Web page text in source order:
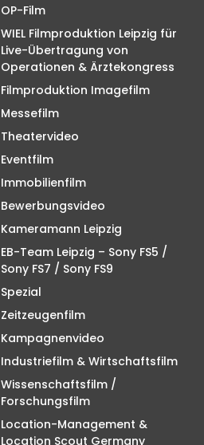
OP-Film
WIEL Filmproduktion Leipzig für
Live-Übertragung von
Operationen & Ärztekongress
Filmproduktion Imagefilm
Messefilm
Theatervideo
Eventfilm
Immobilienfilm
Bewerbungsvideo
Kameramann Leipzig
EB-Team Leipzig – Sony FS5 /
Sony FS7 / Sony FS9
Spezial
Zeitzeugenfilm
Kampagnenvideo
Industriefilm & Wirtschaftsfilm
Wissenschaftsfilm /
Forschungsfilm
Location-Management &
Location Scout Germany